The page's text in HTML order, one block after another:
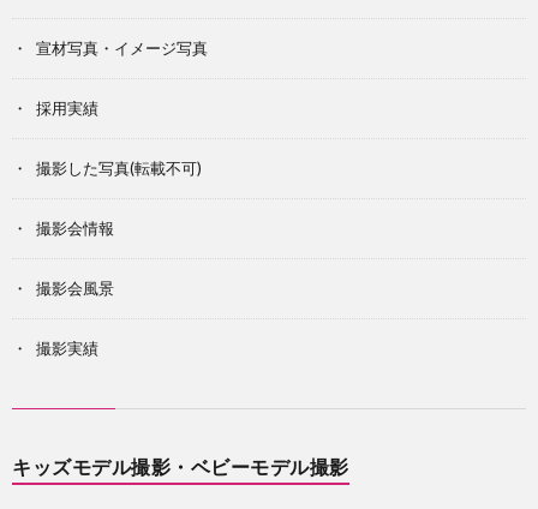
宣材写真・イメージ写真
採用実績
撮影した写真(転載不可)
撮影会情報
撮影会風景
撮影実績
キッズモデル撮影・ベビーモデル撮影